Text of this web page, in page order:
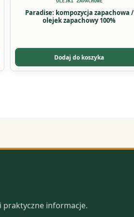
Paradise: kompozycja zapachowa /
olejek zapachowy 100%
Dodaj do koszyka
praktyczne informacje.